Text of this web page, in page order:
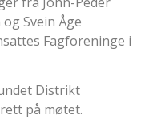
Svein Åge
Fagforeninge i
Distrikt
på møtet.